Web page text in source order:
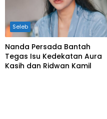
Seleb
Nanda Persada Bantah
Tegas Isu Kedekatan Aura
Kasih dan Ridwan Kamil